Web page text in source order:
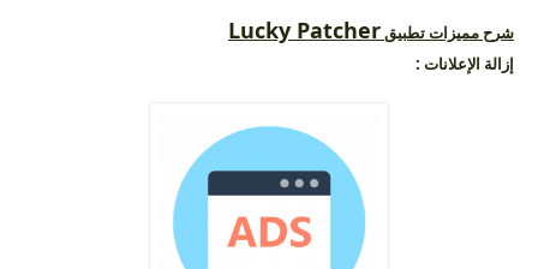
شرح مميزات تطبيقLucky Patcher
إزالة الإعلانات :